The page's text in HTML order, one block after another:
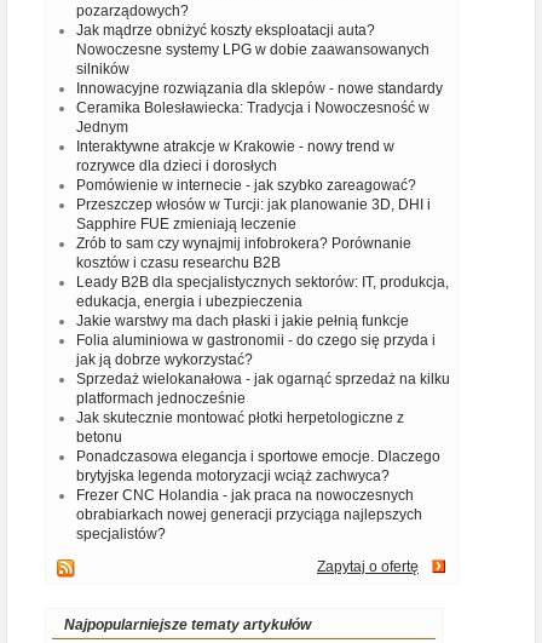
pozarządowych?
Jak mądrze obniżyć koszty eksploatacji auta?
Nowoczesne systemy LPG w dobie zaawansowanych
silników
Innowacyjne rozwiązania dla sklepów - nowe standardy
Ceramika Bolesławiecka: Tradycja i Nowoczesność w
Jednym
Interaktywne atrakcje w Krakowie - nowy trend w
rozrywce dla dzieci i dorosłych
Pomówienie w internecie - jak szybko zareagować?
Przeszczep włosów w Turcji: jak planowanie 3D, DHI i
Sapphire FUE zmieniają leczenie
Zrób to sam czy wynajmij infobrokera? Porównanie
kosztów i czasu researchu B2B
Leady B2B dla specjalistycznych sektorów: IT, produkcja,
edukacja, energia i ubezpieczenia
Jakie warstwy ma dach płaski i jakie pełnią funkcje
Folia aluminiowa w gastronomii - do czego się przyda i
jak ją dobrze wykorzystać?
Sprzedaż wielokanałowa - jak ogarnąć sprzedaż na kilku
platformach jednocześnie
Jak skutecznie montować płotki herpetologiczne z
betonu
Ponadczasowa elegancja i sportowe emocje. Dlaczego
brytyjska legenda motoryzacji wciąż zachwyca?
Frezer CNC Holandia - jak praca na nowoczesnych
obrabiarkach nowej generacji przyciąga najlepszych
specjalistów?
Zapytaj o ofertę
Najpopularniejsze tematy artykułów